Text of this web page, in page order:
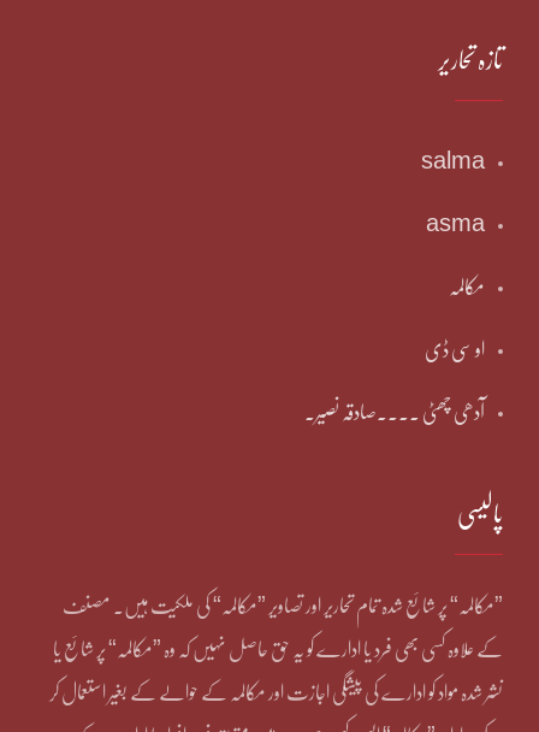
تازہ تحاریر
salma
asma
مکالمہ
او سی ڈی
آدھی چھٹی ۔۔۔۔صادقہ نصیر۔
پالیسی
”مکالمہ“ پر شائع شدہ تمام تحاریر اور تصاویر ”مکالمہ“ کی ملکیت ہیں۔ مصنف
کے علاوہ کسی بھی فرد یا ادارے کو یہ حق حاصل نہیں کہ وہ ”مکالمہ“ پر شائع یا
نشر شدہ مواد کو ادارے کی پیشگی اجازت اور مکالمہ کے حوالے کے بغیر استعمال کر